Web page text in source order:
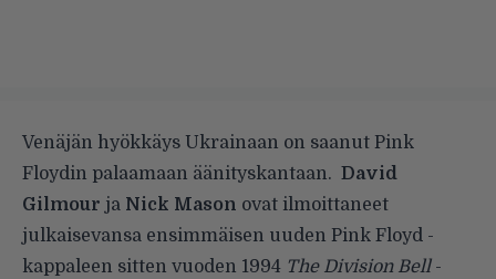
Venäjän hyökkäys Ukrainaan on saanut Pink
Floydin palaamaan äänityskantaan. David
Gilmour ja Nick Mason ovat ilmoittaneet
julkaisevansa ensimmäisen uuden Pink Floyd -
kappaleen sitten vuoden 1994 The Division Bell -